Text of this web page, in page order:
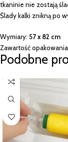
tkaninie nie zostają
Ślady kalki znikną po
Wymiary: 57 x 82 cm
Zawartość
Podobne